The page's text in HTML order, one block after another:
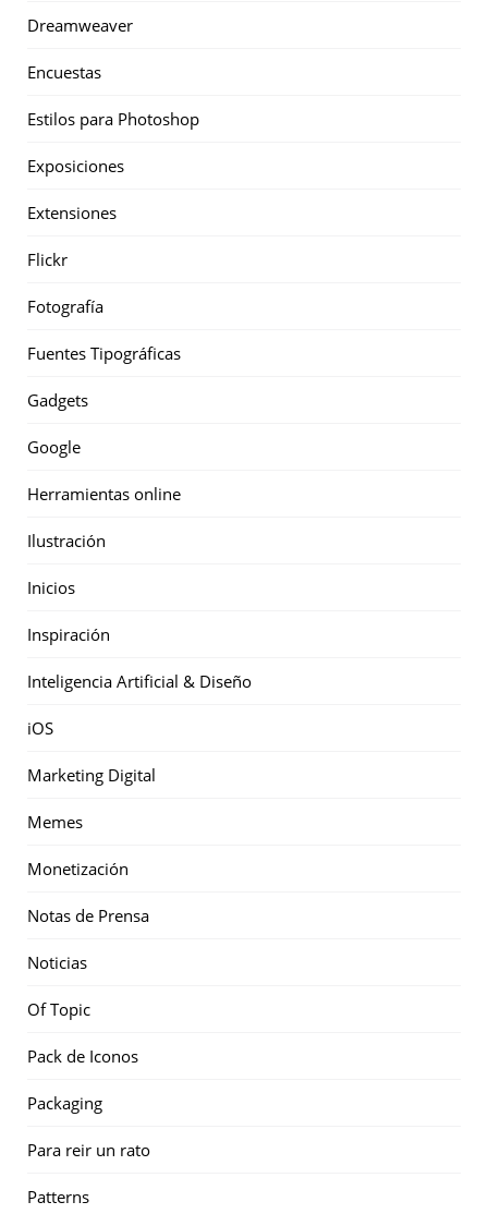
Dreamweaver
Encuestas
Estilos para Photoshop
Exposiciones
Extensiones
Flickr
Fotografía
Fuentes Tipográficas
Gadgets
Google
Herramientas online
Ilustración
Inicios
Inspiración
Inteligencia Artificial & Diseño
iOS
Marketing Digital
Memes
Monetización
Notas de Prensa
Noticias
Of Topic
Pack de Iconos
Packaging
Para reir un rato
Patterns